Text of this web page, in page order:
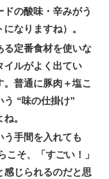
の酸味・辛みがう
なりますね）。
る定番食材を使いな
イルがよく出てい
普通に豚肉＋塩こ
う “味の仕掛け”
。
う手間を入れても
こそ、「すごい！」
感じられるのだと思